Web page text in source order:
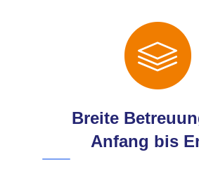
Breite
Anfang bis